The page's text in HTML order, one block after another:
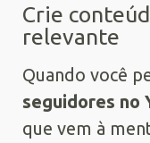
Crie
relevante
Quando você
seguidores no
que vem à